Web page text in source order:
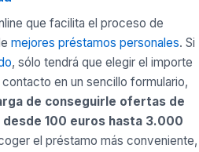
que facilita el proceso de
mejores préstamos personales. Si
, sólo tendrá que elegir el importe
en un sencillo formulario,
de conseguirle ofertas de
100 euros hasta 3.000
el préstamo más conveniente,